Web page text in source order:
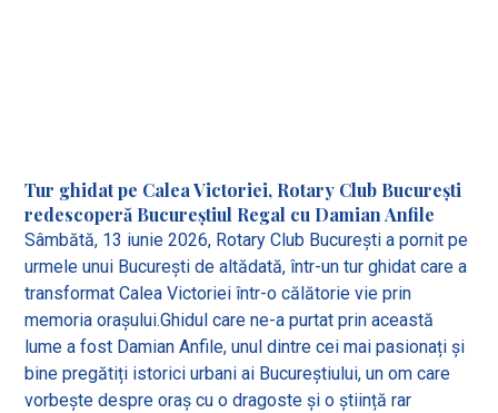
Tur ghidat pe Calea Victoriei, Rotary Club București
redescoperă Bucureștiul Regal cu Damian Anfile
Sâmbătă, 13 iunie 2026, Rotary Club București a pornit pe
urmele unui București de altădată, într-un tur ghidat care a
transformat Calea Victoriei într-o călătorie vie prin
memoria orașului.Ghidul care ne-a purtat prin această
lume a fost Damian Anfile, unul dintre cei mai pasionați și
bine pregătiți istorici urbani ai Bucureștiului, un om care
vorbește despre oraș cu o dragoste și o știință rar